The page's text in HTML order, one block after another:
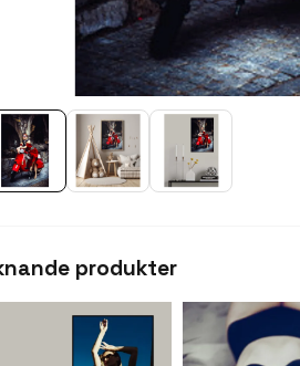
produkter